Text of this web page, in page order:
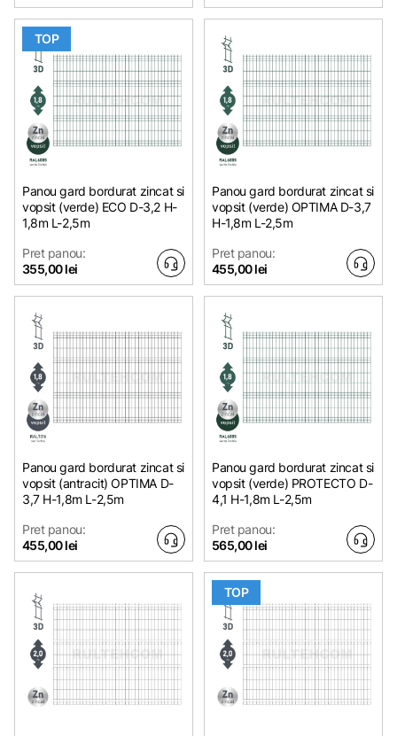
TOP
Panou gard bordurat zincat si
vopsit (verde) ECO D-3,2 H-
1,8m L-2,5m
Pret panou:
355,00 lei
Panou gard bordurat zincat si
vopsit (verde) OPTIMA D-3,7
H-1,8m L-2,5m
Pret panou:
455,00 lei
Panou gard bordurat zincat si
vopsit (antracit) OPTIMA D-
3,7 H-1,8m L-2,5m
Pret panou:
455,00 lei
Panou gard bordurat zincat si
vopsit (verde) PROTECTO D-
4,1 H-1,8m L-2,5m
Pret panou:
565,00 lei
TOP